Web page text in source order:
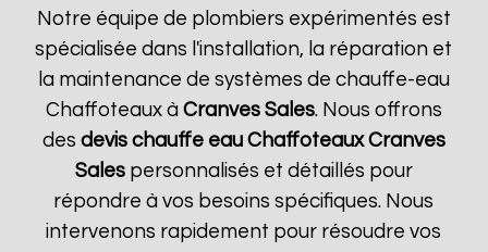
Notre équipe de plombiers expérimentés est
spécialisée dans l'installation, la réparation et
la maintenance de systèmes de chauffe-eau
Chaffoteaux à Cranves Sales. Nous offrons
des devis chauffe eau Chaffoteaux Cranves
Salespersonnalisés et détaillés pour
répondre à vos besoins spécifiques. Nous
intervenons rapidement pour résoudre vos